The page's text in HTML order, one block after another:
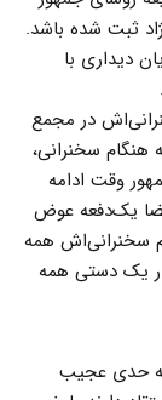
ثبت شده باشد.
دیداری با
در مجمع
هنگام سخنرانی،
وقت ادامه
یک‌دفعه عوض
سخنرانی‌اش همه
یک دستی همه
به حدی عجیب